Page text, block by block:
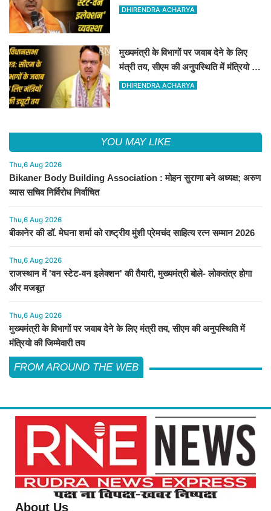
मजबूत
DHIRENDRA ACHARYA
मुख्यमंत्री के विभागों पर जवाब देने के लिए
मंत्री तय, सीएम की अनुपस्थिति में मंत्रियो की
जिम्मेवारी तय
DHIRENDRA ACHARYA
YOU MAY LIKE
Thu,6 Aug 2026
Bikaner Body Building Association : मोहन सुराणा बने अध्यक्ष; अरुण
व्यास सचिव निर्विरोध निर्वाचित
Thu,6 Aug 2026
बीकानेर की डॉ. मेघना शर्मा को राष्ट्रीय मुंशी प्रेमचंद साहित्य रत्न सम्मान 2026
Thu,6 Aug 2026
राजस्थान में 'वन स्टेट-वन इलेक्शन' की तैयारी, मुख्यमंत्री बोले- लोकतंत्र होगा
और मजबूत
Thu,6 Aug 2026
मुख्यमंत्री के विभागों पर जवाब देने के लिए मंत्री तय, सीएम की अनुपस्थिति में
मंत्रियो की जिम्मेवारी तय
FROM AROUND THE WEB
About Us